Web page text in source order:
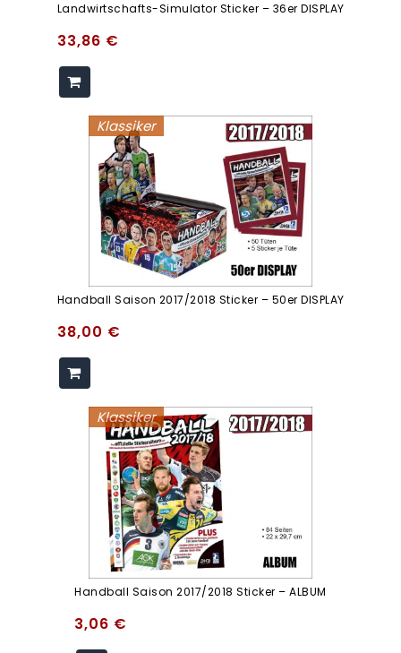
Landwirtschafts-Simulator Sticker – 36er DISPLAY
33,86 €
Klassiker
Handball Saison 2017/2018 Sticker – 50er DISPLAY
38,00 €
Klassiker
Handball Saison 2017/2018 Sticker – ALBUM
3,06 €